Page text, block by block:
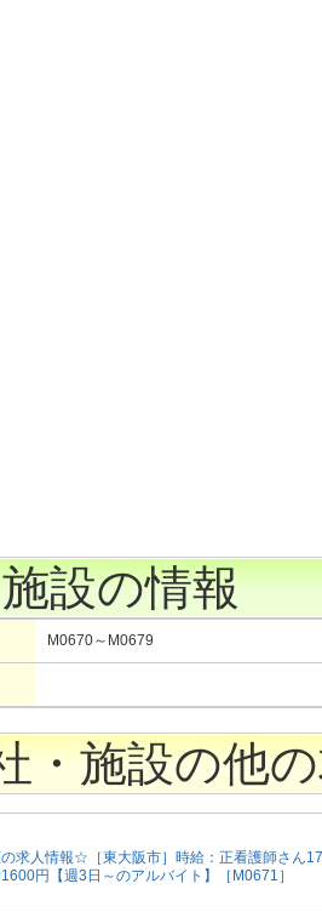
設の情報
M0670～M0679
・施設の他
求人情報☆［東大阪市］時給：正看護師さん
円【週3日～のアルバイト】［M0671］